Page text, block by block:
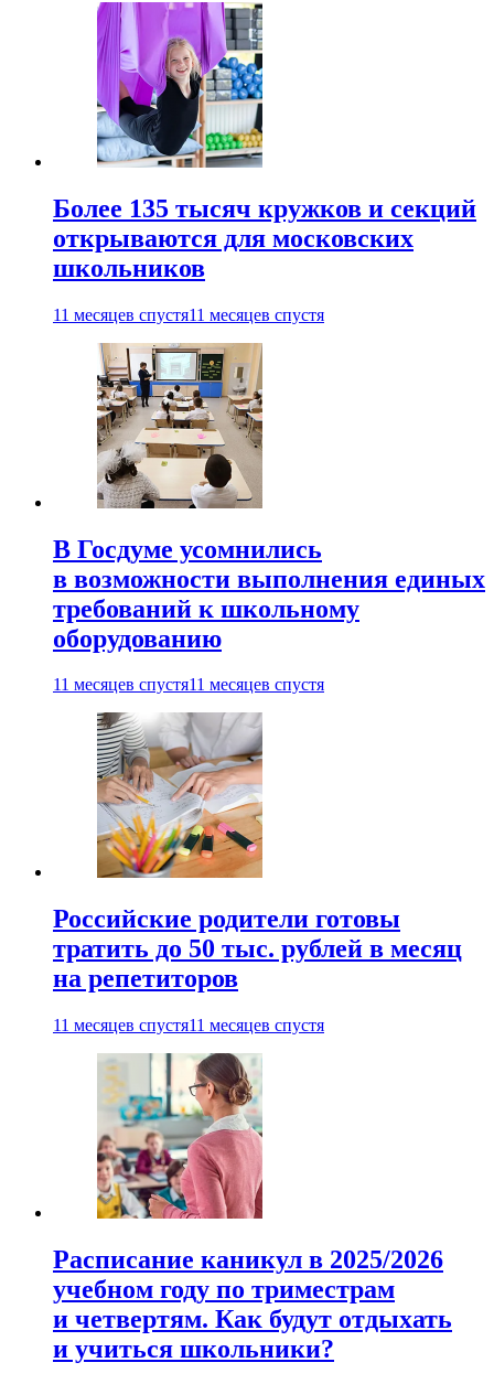
Более 135 тысяч кружков и секций
открываются для московских
школьников
11 месяцев спустя11 месяцев спустя
В Госдуме усомнились
в возможности выполнения единых
требований к школьному
оборудованию
11 месяцев спустя11 месяцев спустя
Российские родители готовы
тратить до 50 тыс. рублей в месяц
на репетиторов
11 месяцев спустя11 месяцев спустя
Расписание каникул в 2025/2026
учебном году по триместрам
и четвертям. Как будут отдыхать
и учиться школьники?